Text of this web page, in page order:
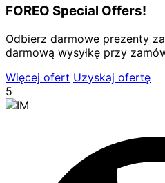
FOREO Special Offers!
Odbierz darmowe prezenty
darmową wysyłkę przy
Więcej ofert Uzyskaj ofertę
5